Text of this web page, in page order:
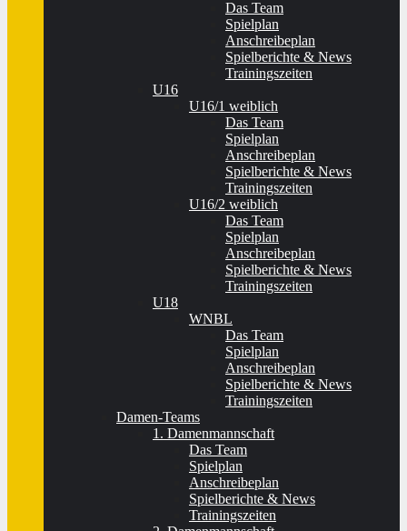
Das Team
Spielplan
Anschreibeplan
Spielberichte & News
Trainingszeiten
U16
U16/1 weiblich
Das Team
Spielplan
Anschreibeplan
Spielberichte & News
Trainingszeiten
U16/2 weiblich
Das Team
Spielplan
Anschreibeplan
Spielberichte & News
Trainingszeiten
U18
WNBL
Das Team
Spielplan
Anschreibeplan
Spielberichte & News
Trainingszeiten
Damen-Teams
1. Damenmannschaft
Das Team
Spielplan
Anschreibeplan
Spielberichte & News
Trainingszeiten